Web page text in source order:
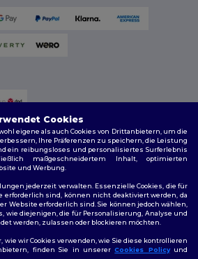
|Personalisierungsrichtlinien
|
Cookies
eigene als auch Cookies von Drittanbietern, um die
Ihre Präferenzen zu speichern, die Leistung
ein reibungsloses und personalisiertes Surferlebnis
maßgeschneidertem Inhalt, optimierten
und Werbung.
jederzeit verwalten. Essenzielle Cookies, die für
erforderlich sind, können nicht deaktiviert werden, da
Website erforderlich sind. Sie können jedoch wählen,
wie diejenigen, die für Personalisierung, Analyse und
werden, zulassen oder blockieren möchten.
wir Cookies verwenden, wie Sie diese kontrollieren
finden Sie in unsererCookies Policyund